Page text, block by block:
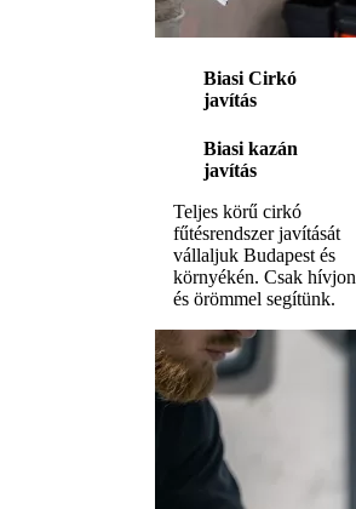
Biasi Cirkó
javítás
Biasi kazán
javítás
Teljes körű cirkó
fűtésrendszer javítását
vállaljuk Budapest és
környékén. Csak hívjon
és örömmel segítünk.